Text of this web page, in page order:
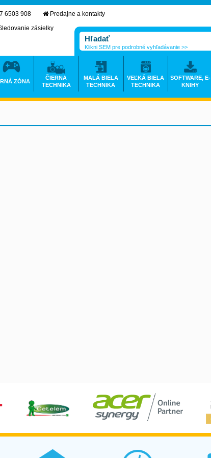
6503 908
Predajne a kontakty
zásielky
Klikni SEM pre podrobné vyhľadávanie >>
ZÓNA
ČIERNA
TECHNIKA
MALÁ BIELA
TECHNIKA
VEĽKÁ BIELA
TECHNIKA
SOFTWARE, E-
KNIHY